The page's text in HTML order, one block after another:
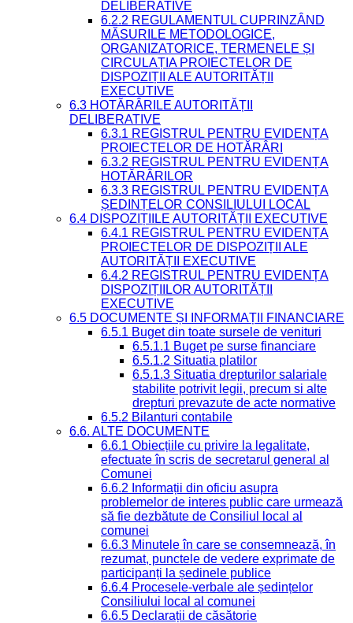
DELIBERATIVE
6.2.2 REGULAMENTUL CUPRINZÂND
MĂSURILE METODOLOGICE,
ORGANIZATORICE, TERMENELE ȘI
CIRCULAȚIA PROIECTELOR DE
DISPOZIȚII ALE AUTORITĂȚII
EXECUTIVE
6.3 HOTĂRÂRILE AUTORITĂȚII
DELIBERATIVE
6.3.1 REGISTRUL PENTRU EVIDENȚA
PROIECTELOR DE HOTĂRÂRI
6.3.2 REGISTRUL PENTRU EVIDENȚA
HOTĂRÂRILOR
6.3.3 REGISTRUL PENTRU EVIDENȚA
ȘEDINȚELOR CONSILIULUI LOCAL
6.4 DISPOZIȚIILE AUTORITĂȚII EXECUTIVE
6.4.1 REGISTRUL PENTRU EVIDENȚA
PROIECTELOR DE DISPOZIȚII ALE
AUTORITĂȚII EXECUTIVE
6.4.2 REGISTRUL PENTRU EVIDENȚA
DISPOZIȚIILOR AUTORITĂȚII
EXECUTIVE
6.5 DOCUMENTE ȘI INFORMAȚII FINANCIARE
6.5.1 Buget din toate sursele de venituri
6.5.1.1 Buget pe surse financiare
6.5.1.2 Situatia platilor
6.5.1.3 Situatia drepturilor salariale
stabilite potrivit legii, precum si alte
drepturi prevazute de acte normative
6.5.2 Bilanturi contabile
6.6. ALTE DOCUMENTE
6.6.1 Obiecțiile cu privire la legalitate,
efectuate în scris de secretarul general al
Comunei
6.6.2 Informații din oficiu asupra
problemelor de interes public care urmează
să fie dezbătute de Consiliul local al
comunei
6.6.3 Minutele în care se consemnează, în
rezumat, punctele de vedere exprimate de
participanți la ședinele publice
6.6.4 Procesele-verbale ale ședințelor
Consiliului local al comunei
6.6.5 Declarații de căsătorie